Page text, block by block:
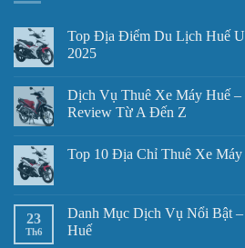
Top Địa Điểm Du Lịch Huế
2025
Dịch Vụ Thuê Xe Máy Huế
Review Từ A Đến Z
Top 10 Địa Chỉ Thuê Xe
23
Th6
Danh Mục Dịch Vụ Nổi Bật
Huế